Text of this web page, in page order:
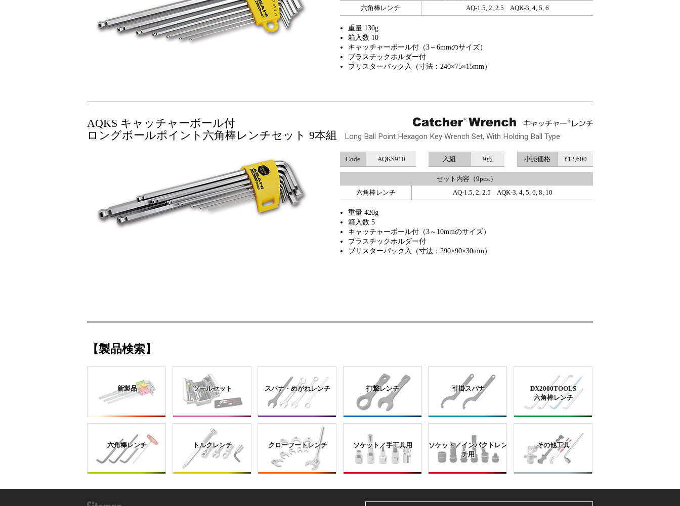
六角棒レンチ
AQ-1.5, 2, 2.5 AQK-3, 4, 5, 6
重量 130g
箱入数 10
キャッチャーボール付（3～6mmのサイズ）
プラスチックホルダー付
ブリスターパック入（寸法：240×75×15mm）
AQKS キャッチャーボール付
ロングボールポイント六角棒レンチセット 9本組
Long Ball Point Hexagon Key Wrench Set, With Holding Ball Type
Code AQKS910 入組 9点 小売価格 ¥12,600
セット内容（9pcs.）
六角棒レンチ
AQ-1.5, 2, 2.5 AQK-3, 4, 5, 6, 8, 10
重量 420g
箱入数 5
キャッチャーボール付（3～10mmのサイズ）
プラスチックホルダー付
ブリスターパック入（寸法：290×90×30mm）
【製品検索】
新製品 ツールセット スパナ・めがねレンチ 打撃レンチ 引掛スパナ
DX2000TOOLS
六角棒レンチ
六角棒レンチ トルクレンチ クローフートレンチ ソケット／手工具用
ソケット／インパクトレン
チ用
その他工具